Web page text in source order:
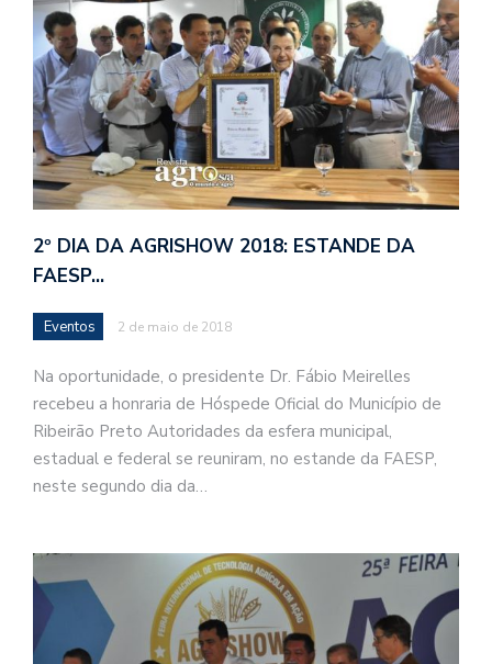
2º DIA DA AGRISHOW 2018: ESTANDE DA
FAESP…
Eventos 2 de maio de 2018
Na oportunidade, o presidente Dr. Fábio Meirelles
recebeu a honraria de Hóspede Oficial do Município de
Ribeirão Preto Autoridades da esfera municipal,
estadual e federal se reuniram, no estande da FAESP,
neste segundo dia da…